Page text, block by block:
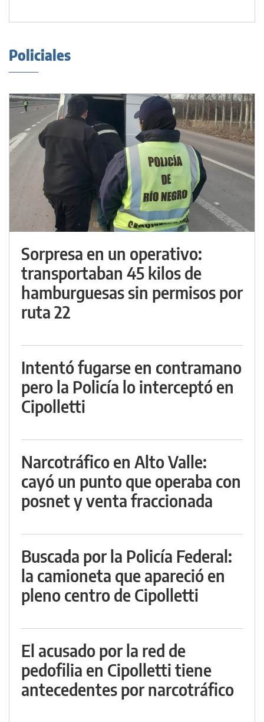
Policiales
Sorpresa en un operativo:
transportaban 45 kilos de
hamburguesas sin permisos por
ruta 22
Intentó fugarse en contramano
pero la Policía lo interceptó en
Cipolletti
Narcotráfico en Alto Valle:
cayó un punto que operaba con
posnet y venta fraccionada
Buscada por la Policía Federal:
la camioneta que apareció en
pleno centro de Cipolletti
El acusado por la red de
pedofilia en Cipolletti tiene
antecedentes por narcotráfico